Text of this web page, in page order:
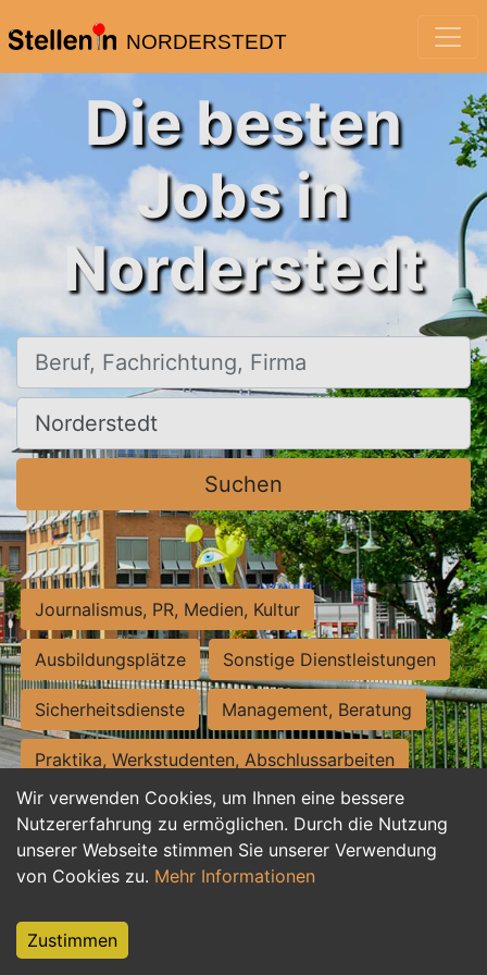
NORDERSTEDT
Wir verwenden Cookies, um Ihnen eine bessere
Nutzererfahrung zu ermöglichen. Durch die Nutzung
unserer Webseite stimmen Sie unserer Verwendung
von Cookies zu. Mehr Informationen
Zustimmen
Die besten
Jobs in
Norderstedt
Beruf, Fachrichtung, Firma
Ort, Stadt
Suchen
Journalismus, PR, Medien, Kultur
Ausbildungsplätze Sonstige Dienstleistungen
Sicherheitsdienste Management, Beratung
Praktika, Werkstudenten, Abschlussarbeiten
Personalwesen Assistenz, Sekretariat
Hilfskräfte, Aushilfs- und Nebenjobs
Weiterbildung, Studium, duale Ausbildung